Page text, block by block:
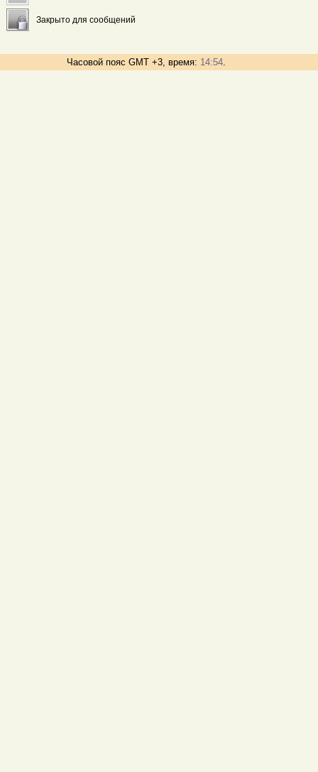
Закрыто для сообщений
Часовой пояс GMT +3, время: 14:54.